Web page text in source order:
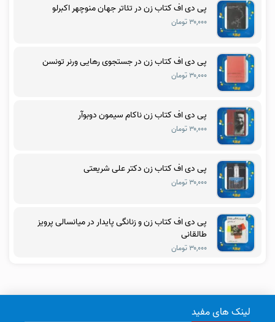
پی دی اف کتاب زن در تئاتر جهان منوچهر اکبرلو
۳۰,۰۰۰ تومان
پی دی اف کتاب زن در جستجوی رهایی ورنر تونسن
۳۰,۰۰۰ تومان
پی دی اف کتاب زن ناکام سیمون دوبوآر
۳۰,۰۰۰ تومان
پی دی اف کتاب زن دکتر علی شریعتی
۳۰,۰۰۰ تومان
پی دی اف کتاب زن و زنانگی پایدار در میانسالی پرویز
طالقانی
۳۰,۰۰۰ تومان
لینک های مفید